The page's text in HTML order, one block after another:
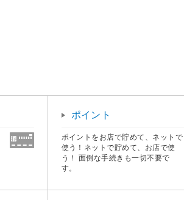
ポイント
ポイントをお店で貯めて、ネットで
使う！ネットで貯めて、お店で使
う！ 面倒な手続きも一切不要で
す。